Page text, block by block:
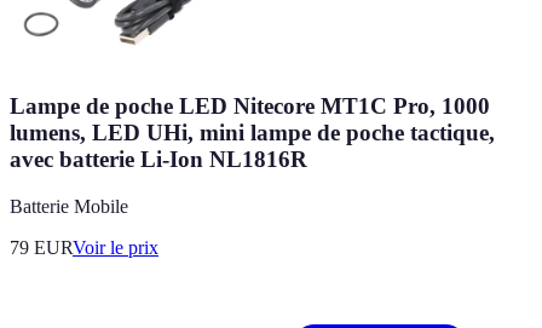
Lampe de poche LED Nitecore MT1C Pro, 1000
lumens, LED UHi, mini lampe de poche tactique,
avec batterie Li-Ion NL1816R
Batterie Mobile
79 EURVoir le prix